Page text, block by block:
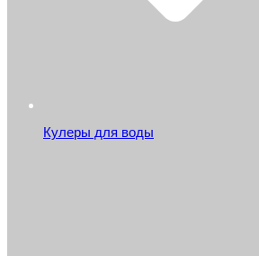
Кулеры для воды